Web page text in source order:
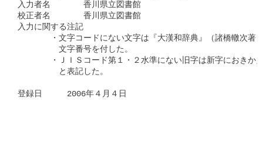
入力者名　　　　香川県立図書館
校正者名　　　　香川県立図書館
入力に関する注記
・文字コードにない文字は『大漢和辞典』（諸橋轍次著　
文字番号を付した。
・ＪＩＳコード第１・２水準にない旧字は新字におきかえ
と表記した。
登録日　　　2006年４月４日